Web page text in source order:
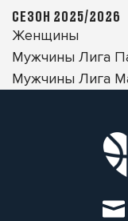
СЕЗОН 2025/2026
Женщины
Мужчины Лига
Мужчины Лига